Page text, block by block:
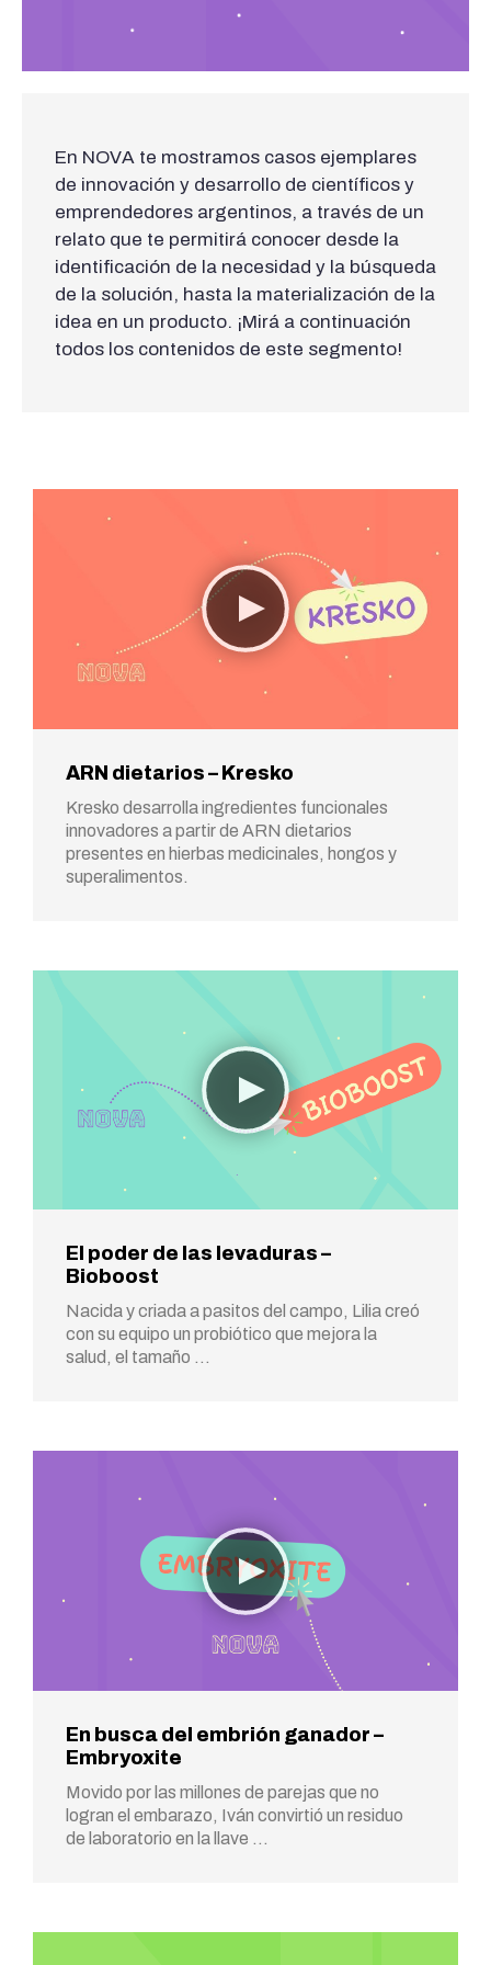
En NOVA te mostramos casos ejemplares
de innovación y desarrollo de científicos y
emprendedores argentinos, a través de un
relato que te permitirá conocer desde la
identificación de la necesidad y la búsqueda
de la solución, hasta la materialización de la
idea en un producto. ¡Mirá a continuación
todos los contenidos de este segmento!
ARN dietarios – Kresko
Kresko desarrolla ingredientes funcionales
innovadores a partir de ARN dietarios
presentes en hierbas medicinales, hongos y
superalimentos.
El poder de las levaduras –
Bioboost
Nacida y criada a pasitos del campo, Lilia creó
con su equipo un probiótico que mejora la
salud, el tamaño …
En busca del embrión ganador –
Embryoxite
Movido por las millones de parejas que no
logran el embarazo, Iván convirtió un residuo
de laboratorio en la llave …